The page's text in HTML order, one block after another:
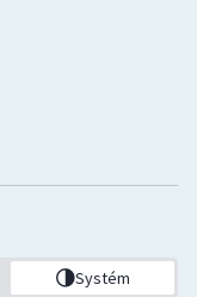
Systém